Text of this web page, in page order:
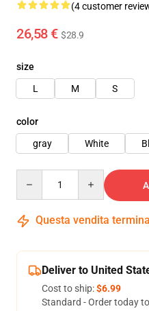
(4 customer
26,58 € $28.9
size
L
M S
color
gray
White
Questa vendita
Deliver to United
Cost to ship:$6.99
Standard - Order today